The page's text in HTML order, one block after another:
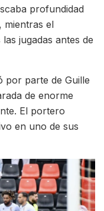
profundidad
mientras el
jugadas antes de
por parte de Guille
de enorme
El portero
en uno de sus